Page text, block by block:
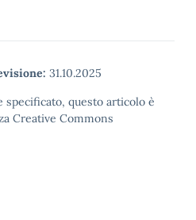
31.10.2025
specificato, questo articolo è
Creative Commons